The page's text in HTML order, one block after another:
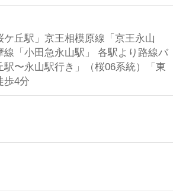
ケ丘駅」京王相模原線「京王永山
線「小田急永山駅」 各駅より路線バ
駅〜永山駅行き」（桜06系統）「東
歩4分